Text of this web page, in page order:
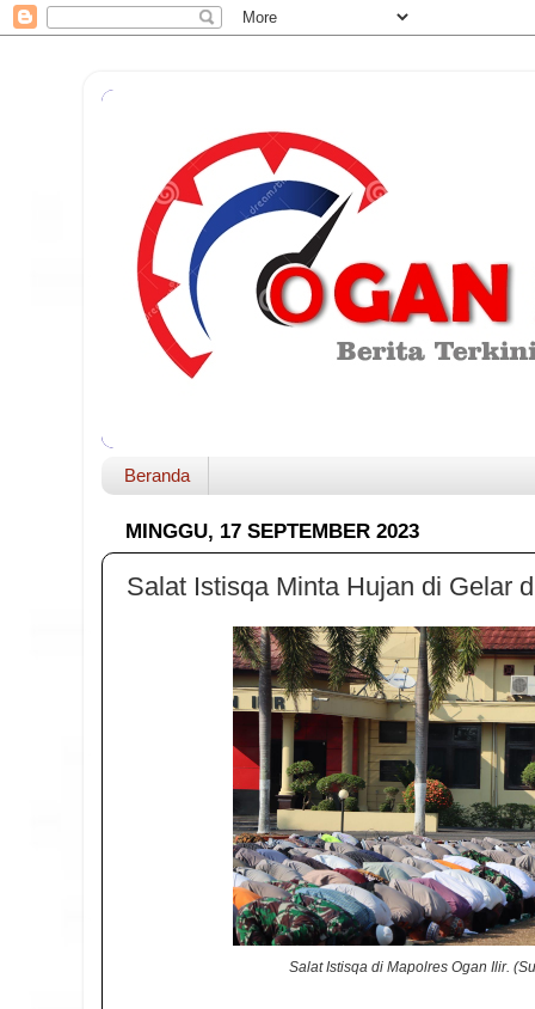
Beranda
MINGGU, 17 SEPTEMBER 2023
Salat Istisqa Minta Hujan di Gelar
Salat Istisqa di Mapolres Ogan Ilir.